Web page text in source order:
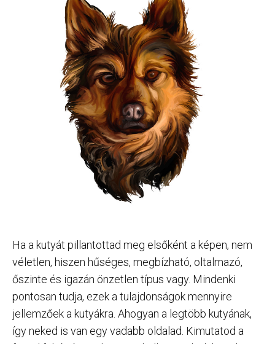
Ha a kutyát pillantottad meg elsőként a képen, nem
véletlen, hiszen hűséges, megbízható, oltalmazó,
őszinte és igazán önzetlen típus vagy. Mindenki
pontosan tudja, ezek a tulajdonságok mennyire
jellemzőek a kutyákra. Ahogyan a legtöbb kutyának,
így neked is van egy vadabb oldalad. Kimutatod a